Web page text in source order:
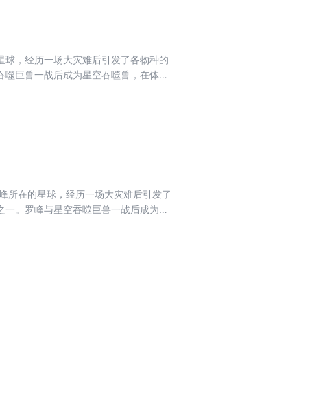
球，经历一场大灾难后引发了各物种的
巨兽一战后成为星空吞噬兽，在体内
。罗峰与星空吞噬巨兽一战后成为新